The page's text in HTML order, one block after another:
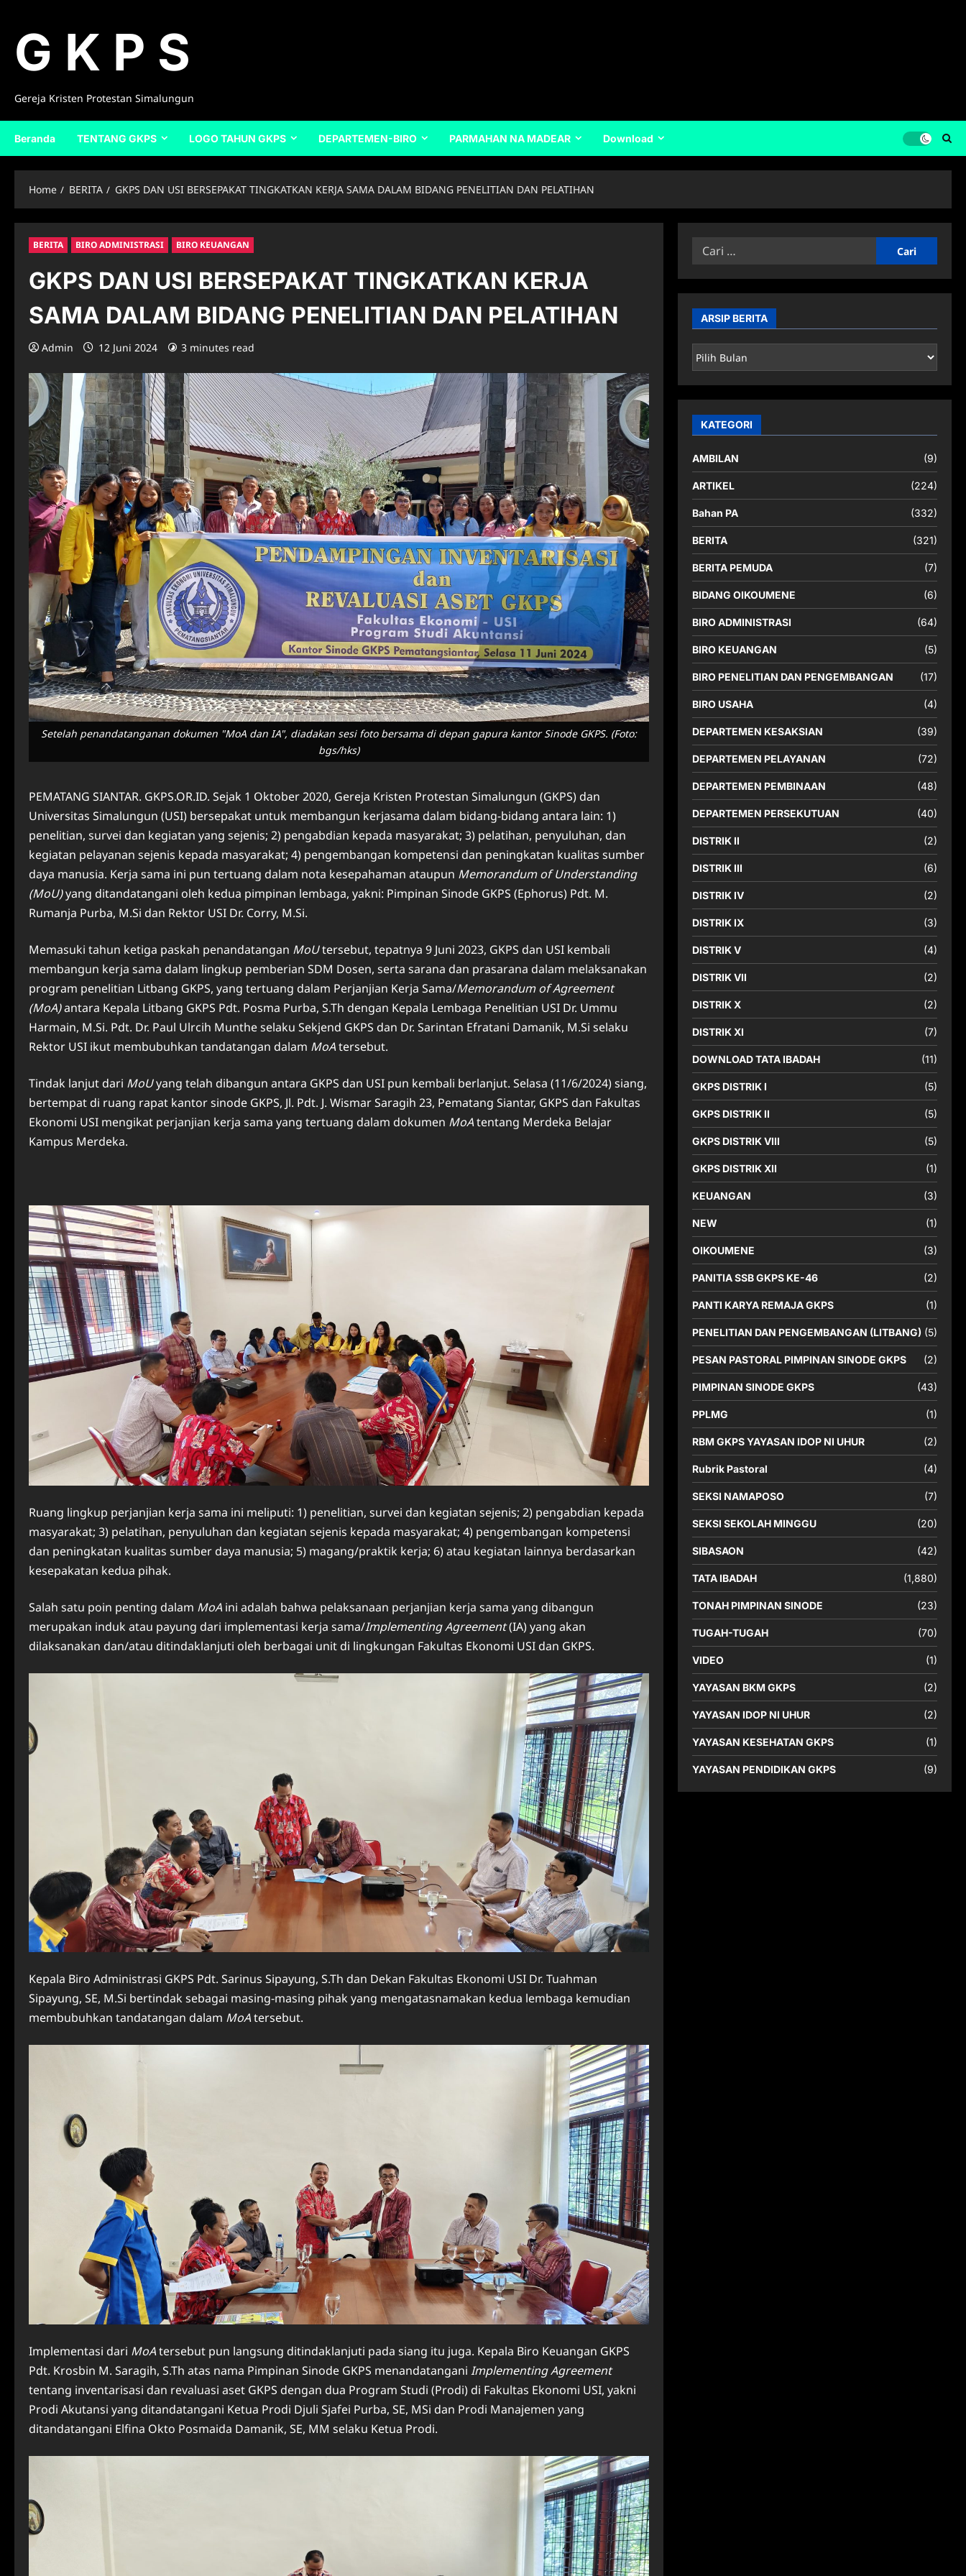
contentG K P S
Gereja Kristen Protestan Simalungun
Beranda TENTANG GKPS LOGO TAHUN GKPS DEPARTEMEN-BIRO PARMAHAN NA MADEAR Download
Home BERITA GKPS DAN USI BERSEPAKAT TINGKATKAN KERJA SAMA DALAM BIDANG PENELITIAN DAN PELATIHAN
BERITA BIRO ADMINISTRASI BIRO KEUANGAN
GKPS DAN USI BERSEPAKAT TINGKATKAN KERJA
SAMA DALAM BIDANG PENELITIAN DAN PELATIHAN
Admin 12 Juni 2024 3 minutes read
Setelah penandatanganan dokumen "MoA dan IA", diadakan sesi foto bersama di depan gapura kantor Sinode GKPS. (Foto:
bgs/hks)
PEMATANG SIANTAR. GKPS.OR.ID. Sejak 1 Oktober 2020, Gereja Kristen Protestan Simalungun (GKPS) dan
Universitas Simalungun (USI) bersepakat untuk membangun kerjasama dalam bidang-bidang antara lain: 1)
penelitian, survei dan kegiatan yang sejenis; 2) pengabdian kepada masyarakat; 3) pelatihan, penyuluhan, dan
kegiatan pelayanan sejenis kepada masyarakat; 4) pengembangan kompetensi dan peningkatan kualitas sumber
daya manusia. Kerja sama ini pun tertuang dalam nota kesepahaman ataupun Memorandum of Understanding
(MoU)yang ditandatangani oleh kedua pimpinan lembaga, yakni: Pimpinan Sinode GKPS (Ephorus) Pdt. M.
Rumanja Purba, M.Si dan Rektor USI Dr. Corry, M.Si.
Memasuki tahun ketiga paskah penandatangan MoUtersebut, tepatnya 9 Juni 2023, GKPS dan USI kembali
membangun kerja sama dalam lingkup pemberian SDM Dosen, serta sarana dan prasarana dalam melaksanakan
program penelitian Litbang GKPS, yang tertuang dalam Perjanjian Kerja Sama/Memorandum of Agreement
(MoA)antara Kepala Litbang GKPS Pdt. Posma Purba, S.Th dengan Kepala Lembaga Penelitian USI Dr. Ummu
Harmain, M.Si. Pdt. Dr. Paul Ulrcih Munthe selaku Sekjend GKPS dan Dr. Sarintan Efratani Damanik, M.Si selaku
Rektor USI ikut membubuhkan tandatangan dalam MoAtersebut.
Tindak lanjut dari MoUyang telah dibangun antara GKPS dan USI pun kembali berlanjut. Selasa (11/6/2024) siang,
bertempat di ruang rapat kantor sinode GKPS, Jl. Pdt. J. Wismar Saragih 23, Pematang Siantar, GKPS dan Fakultas
Ekonomi USI mengikat perjanjian kerja sama yang tertuang dalam dokumen MoAtentang Merdeka Belajar
Kampus Merdeka.
Ruang lingkup perjanjian kerja sama ini meliputi: 1) penelitian, survei dan kegiatan sejenis; 2) pengabdian kepada
masyarakat; 3) pelatihan, penyuluhan dan kegiatan sejenis kepada masyarakat; 4) pengembangan kompetensi
dan peningkatan kualitas sumber daya manusia; 5) magang/praktik kerja; 6) atau kegiatan lainnya berdasarkan
kesepakatan kedua pihak.
Salah satu poin penting dalam MoAini adalah bahwa pelaksanaan perjanjian kerja sama yang dibangun
merupakan induk atau payung dari implementasi kerja sama/Implementing Agreement(IA) yang akan
dilaksanakan dan/atau ditindaklanjuti oleh berbagai unit di lingkungan Fakultas Ekonomi USI dan GKPS.
Kepala Biro Administrasi GKPS Pdt. Sarinus Sipayung, S.Th dan Dekan Fakultas Ekonomi USI Dr. Tuahman
Sipayung, SE, M.Si bertindak sebagai masing-masing pihak yang mengatasnamakan kedua lembaga kemudian
membubuhkan tandatangan dalam MoAtersebut.
Implementasi dari MoAtersebut pun langsung ditindaklanjuti pada siang itu juga. Kepala Biro Keuangan GKPS
Pdt. Krosbin M. Saragih, S.Th atas nama Pimpinan Sinode GKPS menandatangani Implementing Agreement
tentang inventarisasi dan revaluasi aset GKPS dengan dua Program Studi (Prodi) di Fakultas Ekonomi USI, yakni
Prodi Akutansi yang ditandatangani Ketua Prodi Djuli Sjafei Purba, SE, MSi dan Prodi Manajemen yang
ditandatangani Elfina Okto Posmaida Damanik, SE, MM selaku Ketua Prodi.
Cari
ARSIP BERITA
ARSIP
BERITA
KATEGORI
AMBILAN (9)
ARTIKEL (224)
Bahan PA (332)
BERITA (321)
BERITA PEMUDA (7)
BIDANG OIKOUMENE (6)
BIRO ADMINISTRASI (64)
BIRO KEUANGAN (5)
BIRO PENELITIAN DAN PENGEMBANGAN (17)
BIRO USAHA (4)
DEPARTEMEN KESAKSIAN (39)
DEPARTEMEN PELAYANAN (72)
DEPARTEMEN PEMBINAAN (48)
DEPARTEMEN PERSEKUTUAN (40)
DISTRIK II (2)
DISTRIK III (6)
DISTRIK IV (2)
DISTRIK IX (3)
DISTRIK V (4)
DISTRIK VII (2)
DISTRIK X (2)
DISTRIK XI (7)
DOWNLOAD TATA IBADAH (11)
GKPS DISTRIK I (5)
GKPS DISTRIK II (5)
GKPS DISTRIK VIII (5)
GKPS DISTRIK XII (1)
KEUANGAN (3)
NEW (1)
OIKOUMENE (3)
PANITIA SSB GKPS KE-46 (2)
PANTI KARYA REMAJA GKPS (1)
PENELITIAN DAN PENGEMBANGAN (LITBANG) (5)
PESAN PASTORAL PIMPINAN SINODE GKPS (2)
PIMPINAN SINODE GKPS (43)
PPLMG (1)
RBM GKPS YAYASAN IDOP NI UHUR (2)
Rubrik Pastoral (4)
SEKSI NAMAPOSO (7)
SEKSI SEKOLAH MINGGU (20)
SIBASAON (42)
TATA IBADAH (1,880)
TONAH PIMPINAN SINODE (23)
TUGAH-TUGAH (70)
VIDEO (1)
YAYASAN BKM GKPS (2)
YAYASAN IDOP NI UHUR (2)
YAYASAN KESEHATAN GKPS (1)
YAYASAN PENDIDIKAN GKPS (9)